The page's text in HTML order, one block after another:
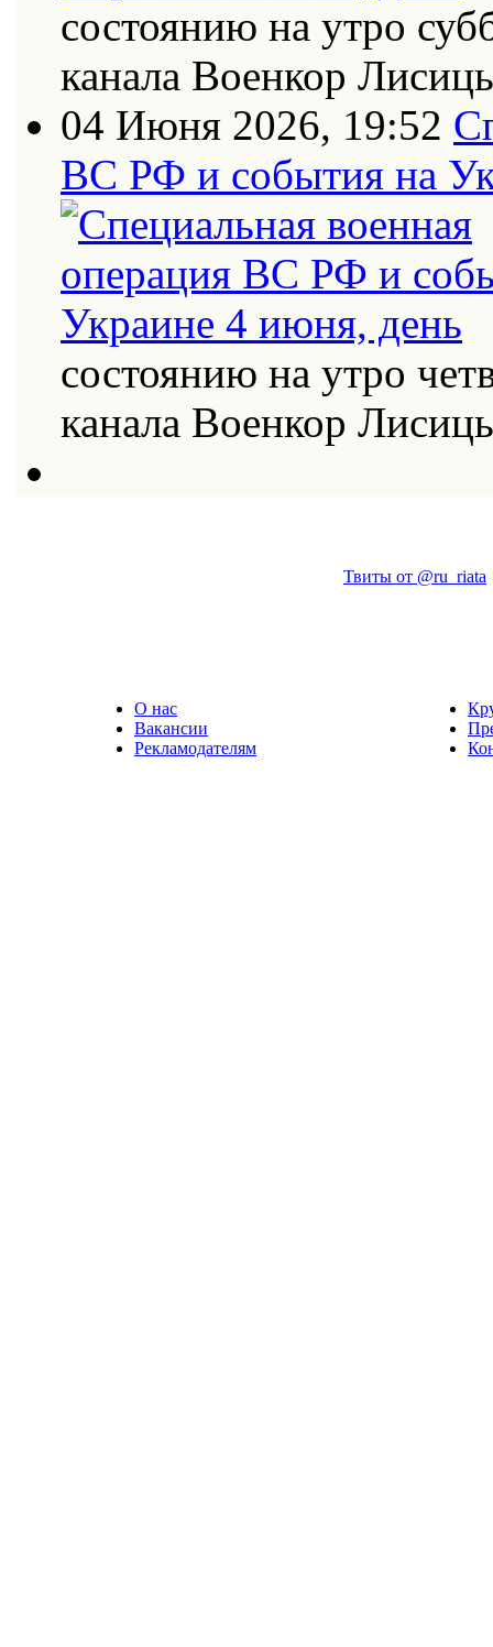
состоянию на утро
канала Военкор
04 Июня 2026, 19:52
ВС РФ и события на
состоянию на утро
канала Военкор
Твиты от @ru_riata
О нас
Вакансии
Рекламодателям